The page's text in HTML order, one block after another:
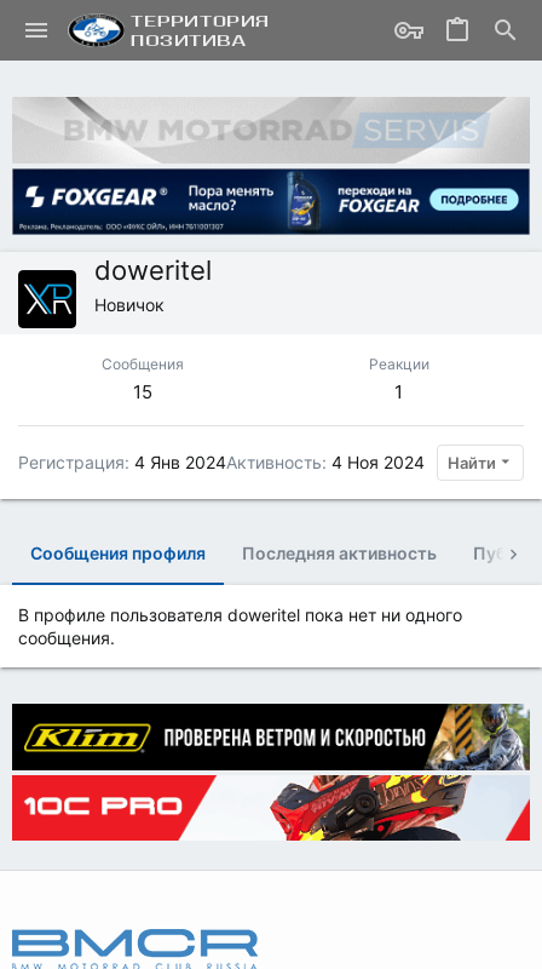
doweritel
Новичок
Сообщения
15
Реакции
1
Регистрация 4 Янв 2024Активность 4 Ноя 2024 Найти
Сообщения профиля Последняя активность
В профиле пользователя doweritel пока нет ни одного
сообщения.